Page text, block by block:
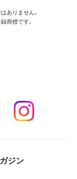
ありません。
商標です。
ジン